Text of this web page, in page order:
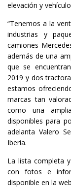
elevación y
“Tenemos a la
industrias y
camiones
además de una
que se
2019 y dos
estamos
marcas tan
como una
disponibles para
adelanta Valero
Iberia.
La lista completa
con fotos e
disponible en la